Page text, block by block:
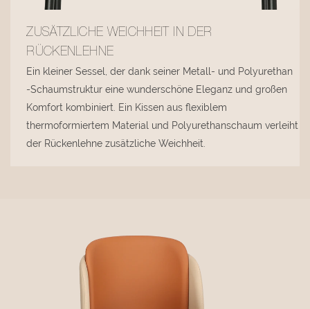
ZUSÄTZLICHE WEICHHEIT IN DER
RÜCKENLEHNE
Ein kleiner Sessel, der dank seiner Metall- und Polyurethan
-Schaumstruktur eine wunderschöne Eleganz und großen
Komfort kombiniert. Ein Kissen aus flexiblem
thermoformiertem Material und Polyurethanschaum verleiht
der Rückenlehne zusätzliche Weichheit.